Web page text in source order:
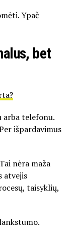
Ypač
bet
arba telefonu.
išpardavimus
nėra maža
atvejis
taisyklių,